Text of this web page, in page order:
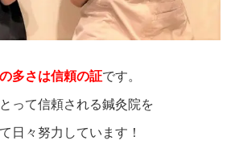
多さは信頼の証です。
って信頼される鍼灸院を
日々努力しています！